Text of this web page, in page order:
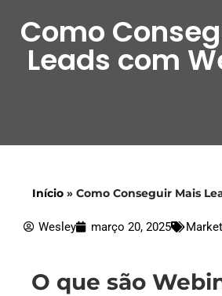
Como
Leads com
Início » Como Conseguir Mais
Wesley março 20, 2025
O que são